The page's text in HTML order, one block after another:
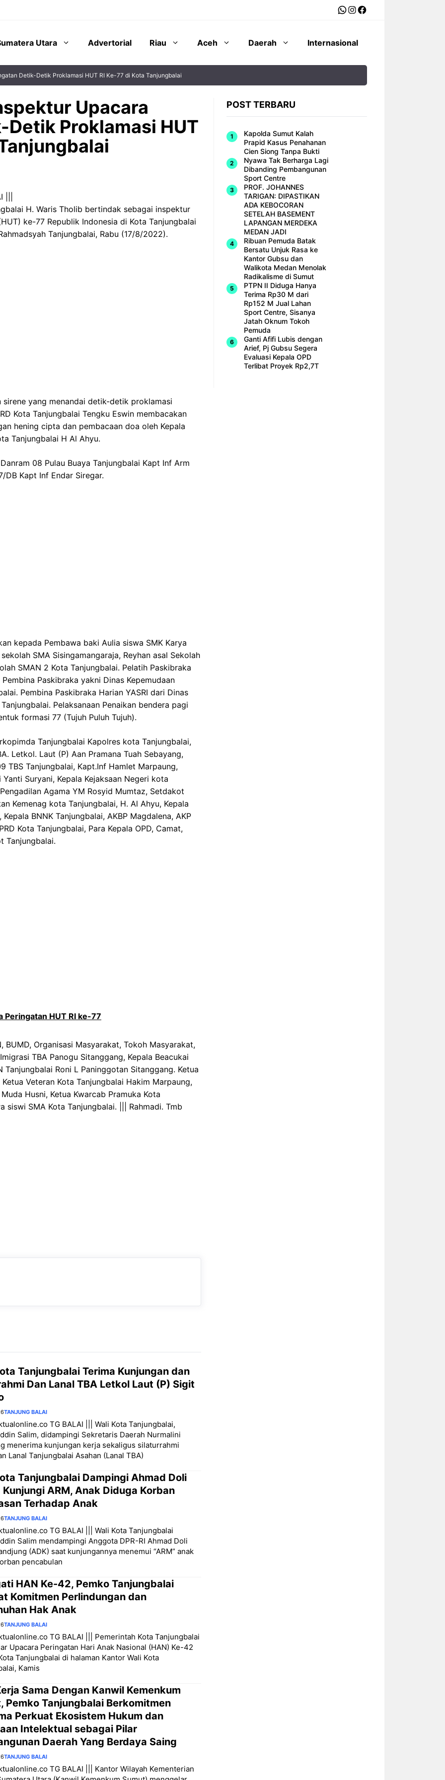
WhatsApp
Instagram
Facebook
Utara Advertorial Riau Aceh Daerah Internasional
Detik-Detik Proklamasi HUT RI Ke-77 di Kota Tanjungbalai
Upacara
Proklamasi HUT
H. Waris Tholib bertindak sebagai inspektur
ke-77 Republik Indonesia di Kota Tanjungbalai
Tanjungbalai, Rabu (17/8/2022).
yang menandai detik-detik proklamasi
Kota Tanjungbalai Tengku Eswin membacakan
hening cipta dan pembacaan doa oleh Kepala
Tanjungbalai H Al Ahyu.
08 Pulau Buaya Tanjungbalai Kapt Inf Arm
DB Kapt Inf Endar Siregar.
kepada Pembawa baki Aulia siswa SMK Karya
SMA Sisingamangaraja, Reyhan asal Sekolah
SMAN 2 Kota Tanjungbalai. Pelatih Paskibraka
Paskibraka yakni Dinas Kepemudaan
Pembina Paskibraka Harian YASRI dari Dinas
Pelaksanaan Penaikan bendera pagi
formasi 77 (Tujuh Puluh Tujuh).
Tanjungbalai Kapolres kota Tanjungbalai,
Letkol. Laut (P) Aan Pramana Tuah Sebayang,
TBS Tanjungbalai, Kapt.Inf Hamlet Marpaung,
Suryani, Kepala Kejaksaan Negeri kota
Agama YM Rosyid Mumtaz, Setdakot
Kemenag kota Tanjungbalai, H. Al Ahyu, Kepala
BNNK Tanjungbalai, AKBP Magdalena, AKP
Kota Tanjungbalai, Para Kepala OPD, Camat,
Tanjungbalai.
Peringatan HUT RI ke-77
Organisasi Masyarakat, Tokoh Masyarakat,
TBA Panogu Sitanggang, Kepala Beacukai
Tanjungbalai Roni L Paninggotan Sitanggang. Ketua
Veteran Kota Tanjungbalai Hakim Marpaung,
Husni, Ketua Kwarcab Pramuka Kota
siswi SMA Kota Tanjungbalai. ||| Rahmadi. Tmb
Tanjungbalai Terima Kunjungan dan
Dan Lanal TBA Letkol Laut (P) Sigit
TANJUNG BALAI
TG BALAI ||| Wali Kota Tanjungbalai,
Salim, didampingi Sekretaris Daerah Nurmalini
menerima kunjungan kerja sekaligus silaturrahmi
Lanal Tanjungbalai Asahan (Lanal TBA)
Tanjungbalai Dampingi Ahmad Doli
Kunjungi ARM, Anak Diduga Korban
Terhadap Anak
TANJUNG BALAI
TG BALAI ||| Wali Kota Tanjungbalai
Salim mendampingi Anggota DPR-RI Ahmad Doli
(ADK) saat kunjungannya menemui “ARM” anak
pencabulan
HAN Ke-42, Pemko Tanjungbalai
Komitmen Perlindungan dan
Hak Anak
TANJUNG BALAI
TG BALAI ||| Pemerintah Kota Tanjungbalai
Upacara Peringatan Hari Anak Nasional (HAN) Ke-42
Tanjungbalai di halaman Kantor Wali Kota
Kamis
Sama Dengan Kanwil Kemenkum
Pemko Tanjungbalai Berkomitmen
Perkuat Ekosistem Hukum dan
Intelektual sebagai Pilar
Daerah Yang Berdaya Saing
TANJUNG BALAI
TG BALAI ||| Kantor Wilayah Kementerian
POST TERBARU
Kapolda Sumut Kalah
Prapid Kasus Penahanan
Cien Siong Tanpa Bukti
Nyawa Tak Berharga Lagi
Dibanding Pembangunan
Sport Centre
PROF. JOHANNES
TARIGAN: DIPASTIKAN
ADA KEBOCORAN
SETELAH BASEMENT
LAPANGAN MERDEKA
MEDAN JADI
Ribuan Pemuda Batak
Bersatu Unjuk Rasa ke
Kantor Gubsu dan
Walikota Medan Menolak
Radikalisme di Sumut
PTPN II Diduga Hanya
Terima Rp30 M dari
Rp152 M Jual Lahan
Sport Centre, Sisanya
Jatah Oknum Tokoh
Pemuda
Ganti Afifi Lubis dengan
Arief, Pj Gubsu Segera
Evaluasi Kepala OPD
Terlibat Proyek Rp2,7T